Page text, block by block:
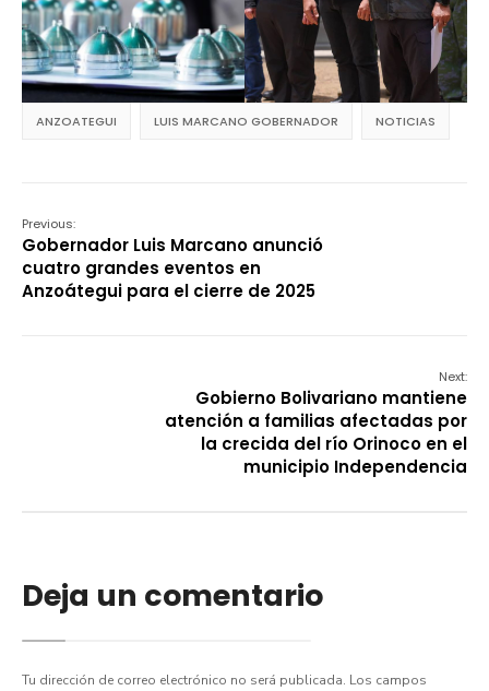
ANZOATEGUI LUIS MARCANO GOBERNADOR NOTICIAS
Previous:
Gobernador Luis Marcano anunció
cuatro grandes eventos en
Anzoátegui para el cierre de 2025
Next:
Gobierno Bolivariano mantiene
atención a familias afectadas por
la crecida del río Orinoco en el
municipio Independencia
Deja un comentario
Tu dirección de correo electrónico no será publicada. Los campos